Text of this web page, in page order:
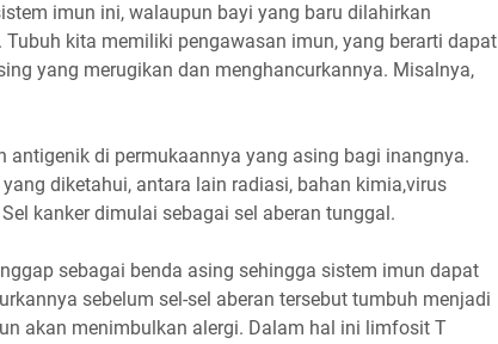
imun ini, walaupun bayi yang baru dilahirkan
kita memiliki pengawasan imun, yang berarti dapat
yang merugikan dan menghancurkannya. Misalnya,
antigenik di permukaannya yang asing bagi inangnya.
diketahui, antara lain radiasi, bahan kimia,virus
kanker dimulai sebagai sel aberan tunggal.
sebagai benda asing sehingga sistem imun dapat
sebelum sel-sel aberan tersebut tumbuh menjadi
akan menimbulkan alergi. Dalam hal ini limfosit T